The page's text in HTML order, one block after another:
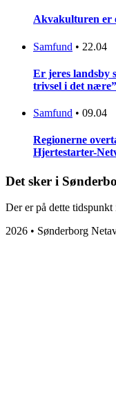
Akvakulturen er
Samfund • 22.04
Er jeres landsby
trivsel i det nære”
Samfund • 09.04
Regionerne
Hjertestarter-
Det sker i
Der er på dette
2026 • Sønderborg